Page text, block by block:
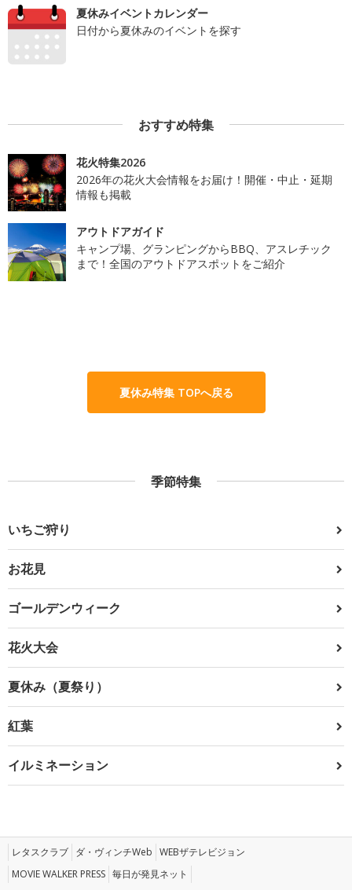
夏休みイベントカレンダー
日付から夏休みのイベントを探す
おすすめ特集
花火特集2026
2026年の花火大会情報をお届け！開催・中止・延期
情報も掲載
アウトドアガイド
キャンプ場、グランピングからBBQ、アスレチック
まで！全国のアウトドアスポットをご紹介
夏休み特集 TOPへ戻る
季節特集
いちご狩り
お花見
ゴールデンウィーク
花火大会
夏休み（夏祭り）
紅葉
イルミネーション
レタスクラブ ダ・ヴィンチWeb WEBザテレビジョン
MOVIE WALKER PRESS 毎日が発見ネット